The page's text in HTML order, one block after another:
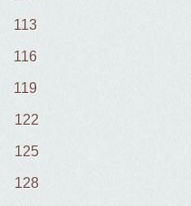
113
116
119
122
125
128